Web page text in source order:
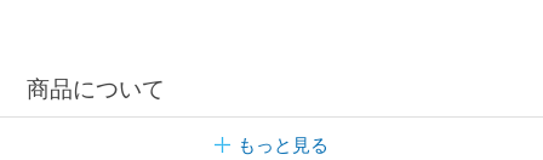
商品について
もっと見る